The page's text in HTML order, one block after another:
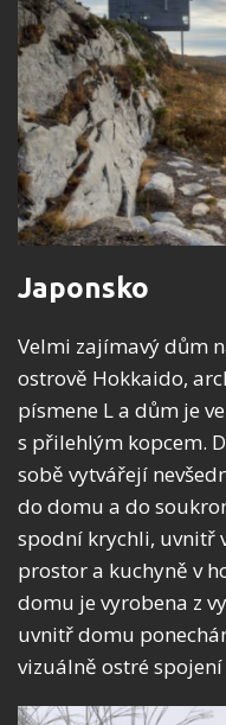
Japonsko
Velmi zajímavý dům
ostrově Hokkaido,
písmene L a dům je
s přilehlým kopcem.
sobě vytvářejí
do domu a do
spodní krychli, uvnitř
prostor a kuchyně v
domu je vyrobena z
uvnitř domu
vizuálně ostré